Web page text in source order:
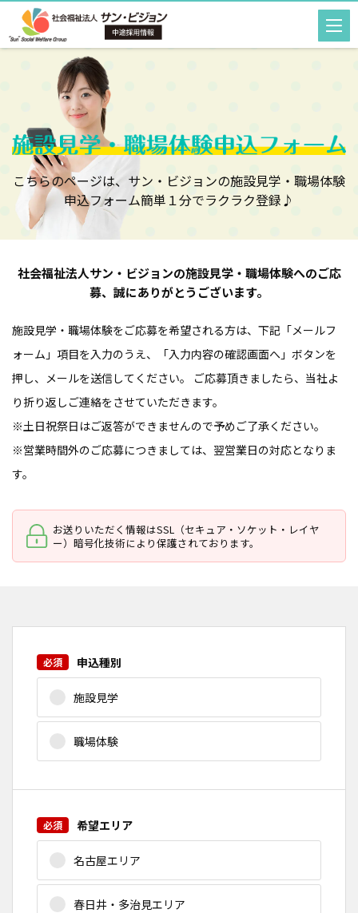
こちらのページは、サン・ビジョンの施設見学・職場体験
申込フォーム簡単１分でラクラク登録♪
社会福祉法人サン・ビジョンの施設見学・職場体験へのご応
募、誠にありがとうございます。
施設見学・職場体験をご応募を希望される方は、下記「メールフ
ォーム」項目を入力のうえ、
「入力内容の確認画面へ」ボタンを
押し、メールを送信してください。 ご応募頂きましたら、当社よ
り折り返しご連絡をさせていただきます。
※土日祝祭日はご返答ができませんので予めご了承ください。
※営業時間外のご応募につきましては、翌営業日の対応となりま
す。
お送りいただく情報はSSL（セキュア・ソケット・レイヤ
ー）暗号化技術により保護されております。
申込種別
施設見学
職場体験
希望エリア
名古屋エリア
春日井・多治見エリア